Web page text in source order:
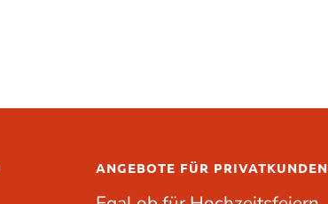
ANGEBOTE FÜR PRIVATKUNDEN